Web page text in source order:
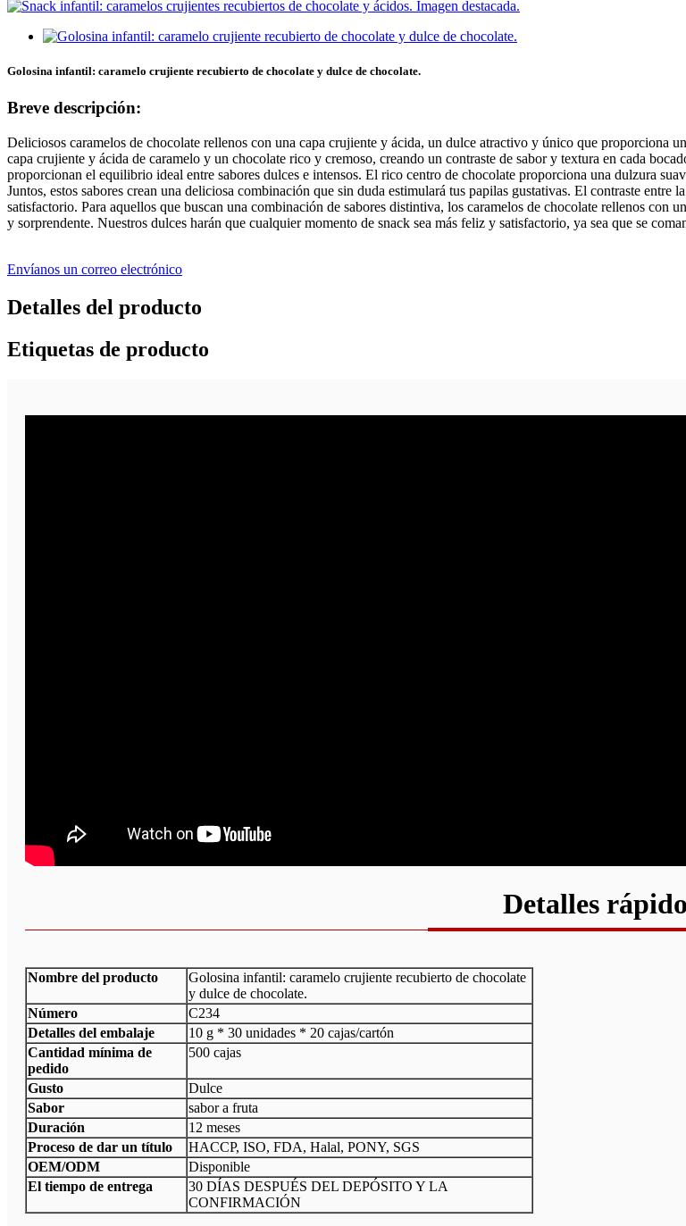
Golosina infantil: caramelo crujiente recubierto de chocolate y dulce de chocolate.
Breve descripción:
Deliciosos caramelos de chocolate rellenos con una capa crujiente y ácida, un dulce atractivo y único que proporciona
capa crujiente y ácida de caramelo y un chocolate rico y cremoso, creando un contraste de sabor y textura en cada
proporcionan el equilibrio ideal entre sabores dulces e intensos. El rico centro de chocolate proporciona una dulzura
Juntos, estos sabores crean una deliciosa combinación que sin duda estimulará tus papilas gustativas. El contraste
satisfactorio. Para aquellos que buscan una combinación de sabores distintiva, los caramelos de chocolate rellenos con
y sorprendente. Nuestros dulces harán que cualquier momento de snack sea más feliz y satisfactorio, ya sea que se
Envíanos un correo electrónico
Detalles del producto
Etiquetas de producto
Detalles
Nombre del producto
Golosina infantil: caramelo crujiente recubierto de chocolate
y dulce de chocolate.
Número
C234
Detalles del embalaje
10 g * 30 unidades * 20 cajas/cartón
Cantidad mínima de
pedido
500 cajas
Gusto
Dulce
Sabor
sabor a fruta
Duración
12 meses
Proceso de dar un título
HACCP, ISO, FDA, Halal, PONY, SGS
OEM/ODM
Disponible
El tiempo de entrega
30 DÍAS DESPUÉS DEL DEPÓSITO Y LA
CONFIRMACIÓN